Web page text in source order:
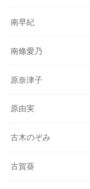
南早紀
南條愛乃
原奈津子
原由実
古木のぞみ
古賀葵